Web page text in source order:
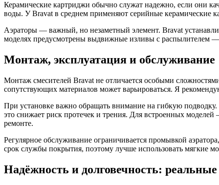
Керамические картриджи обычно служат надежно, если они
воды. У Bravat в среднем применяют серийные керамические
Аэраторы — важный, но незаметный элемент. Bravat
моделях предусмотрены выдвижные изливы с распылителем
Монтаж, эксплуатация и обслуживание
Монтаж смесителей Bravat не отличается особыми
сопутствующих материалов может варьироваться. Я
При установке важно обращать внимание на гибкую
это снижает риск протечек и трения. Для встроенных
ремонте.
Регулярное обслуживание ограничивается промывкой
срок службы покрытия, поэтому лучше использовать мягкие
Надёжность и долговечность: